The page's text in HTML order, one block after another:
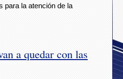
para la atención de la
a quedar con las